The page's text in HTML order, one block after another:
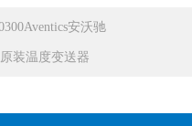
安沃驰
装温度变送器